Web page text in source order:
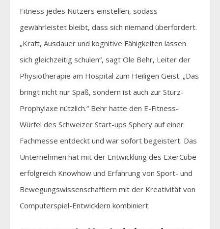
Fitness jedes Nutzers einstellen, sodass
gewährleistet bleibt, dass sich niemand überfordert.
„Kraft, Ausdauer und kognitive Fähigkeiten lassen
sich gleichzeitig schulen“, sagt Ole Behr, Leiter der
Physiotherapie am Hospital zum Heiligen Geist. „Das
bringt nicht nur Spaß, sondern ist auch zur Sturz-
Prophylaxe nützlich.“ Behr hatte den E-Fitness-
Würfel des Schweizer Start-ups Sphery auf einer
Fachmesse entdeckt und war sofort begeistert. Das
Unternehmen hat mit der Entwicklung des ExerCube
erfolgreich Knowhow und Erfahrung von Sport- und
Bewegungswissenschaftlern mit der Kreativität von
Computerspiel-Entwicklern kombiniert.